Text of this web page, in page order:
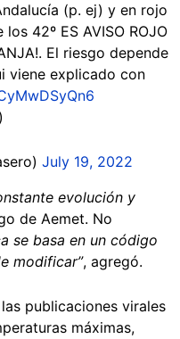
(p. ej) y en rojo
42º ES AVISO ROJO
El riesgo depende
viene explicado con
July 19, 2022
evolución y
de Aemet. No
se basa en un código
modificar”, agregó.
publicaciones virales
máximas,